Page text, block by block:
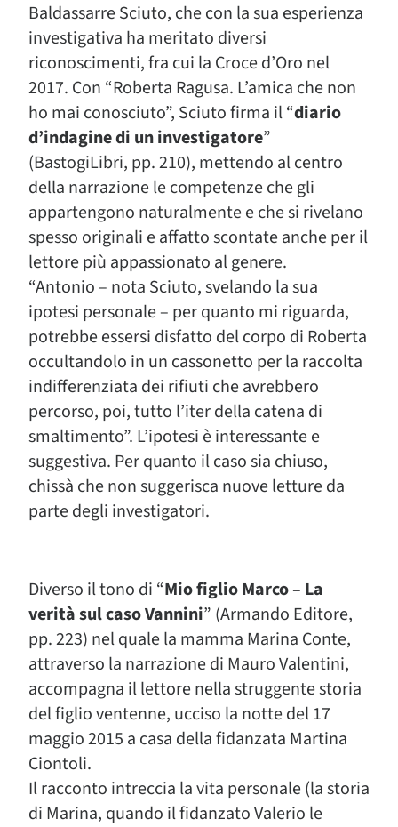
Baldassarre Sciuto, che con la sua esperienza
investigativa ha meritato diversi
riconoscimenti, fra cui la Croce d’Oro nel
2017. Con “Roberta Ragusa. L’amica che non
ho mai conosciuto”, Sciuto firma il “diario
d’indagine di un investigatore”
(BastogiLibri, pp. 210), mettendo al centro
della narrazione le competenze che gli
appartengono naturalmente e che si rivelano
spesso originali e affatto scontate anche per il
lettore più appassionato al genere.
“Antonio – nota Sciuto, svelando la sua
ipotesi personale – per quanto mi riguarda,
potrebbe essersi disfatto del corpo di Roberta
occultandolo in un cassonetto per la raccolta
indifferenziata dei rifiuti che avrebbero
percorso, poi, tutto l’iter della catena di
smaltimento”. L’ipotesi è interessante e
suggestiva. Per quanto il caso sia chiuso,
chissà che non suggerisca nuove letture da
parte degli investigatori.
Diverso il tono di “Mio figlio Marco – La
verità sul caso Vannini” (Armando Editore,
pp. 223) nel quale la mamma Marina Conte,
attraverso la narrazione di Mauro Valentini,
accompagna il lettore nella struggente storia
del figlio ventenne, ucciso la notte del 17
maggio 2015 a casa della fidanzata Martina
Ciontoli.
Il racconto intreccia la vita personale (la storia
di Marina, quando il fidanzato Valerio le